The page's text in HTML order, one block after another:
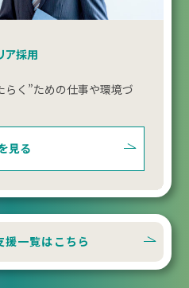
ア採用
らく”ための仕事や環境づ
見る
一覧はこちら